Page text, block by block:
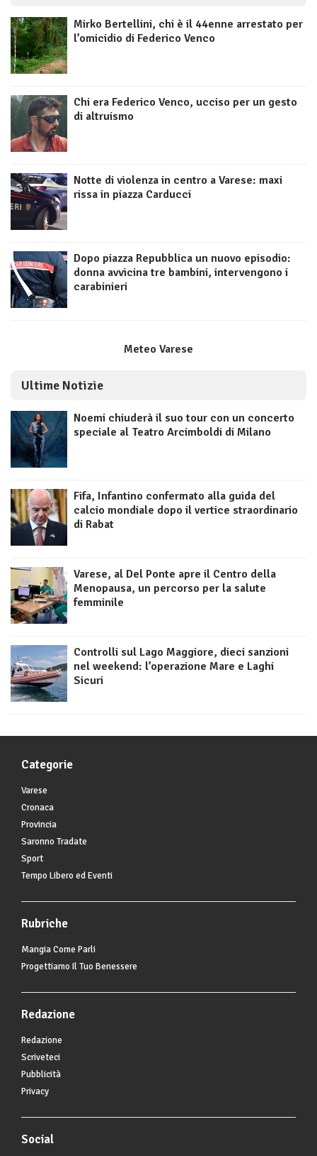
Mirko Bertellini, chi è il 44enne arrestato per
l’omicidio di Federico Venco
Chi era Federico Venco, ucciso per un gesto
di altruismo
Notte di violenza in centro a Varese: maxi
rissa in piazza Carducci
Dopo piazza Repubblica un nuovo episodio:
donna avvicina tre bambini, intervengono i
carabinieri
Meteo Varese
Ultime Notizie
Noemi chiuderà il suo tour con un concerto
speciale al Teatro Arcimboldi di Milano
Fifa, Infantino confermato alla guida del
calcio mondiale dopo il vertice straordinario
di Rabat
Varese, al Del Ponte apre il Centro della
Menopausa, un percorso per la salute
femminile
Controlli sul Lago Maggiore, dieci sanzioni
nel weekend: l’operazione Mare e Laghi
Sicuri
Categorie
Varese
Cronaca
Provincia
Saronno Tradate
Sport
Tempo Libero ed Eventi
Rubriche
Mangia Come Parli
Progettiamo Il Tuo Benessere
Redazione
Redazione
Scriveteci
Pubblicità
Privacy
Social